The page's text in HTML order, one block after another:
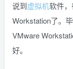
说到虚拟机软件
Workstation了。
VMware
好。